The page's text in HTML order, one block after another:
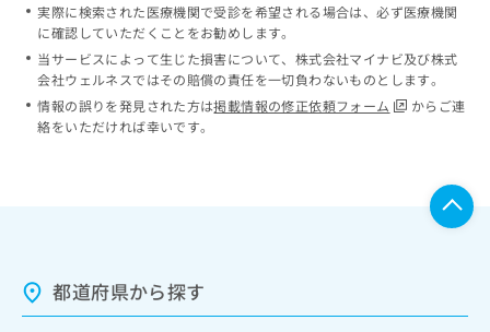
実際に検索された医療機関で受診を希望される場合は、必ず医療機関
に確認していただくことをお勧めします。
当サービスによって生じた損害について、株式会社マイナビ及び株式
会社ウェルネスではその賠償の責任を一切負わないものとします。
情報の誤りを発見された方は掲載情報の修正依頼フォーム
からご連
絡をいただければ幸いです。
都道府県から探す